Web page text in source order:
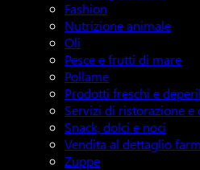
Fashion
Nutrizione animale
Oli
Pesce e frutti di mare
Pollame
Prodotti freschi e
Servizi di ristorazione e
Snack, dolci e noci
Vendita al dettaglio
Zuppe